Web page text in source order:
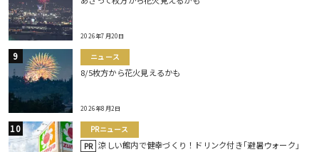
2026年7月20日
ニュース
8/5枚方から花火見えるかも
2026年8月2日
PRニュース
PR 涼しい館内で健幸づくり！ドリンク付き｢避暑ウォーク｣